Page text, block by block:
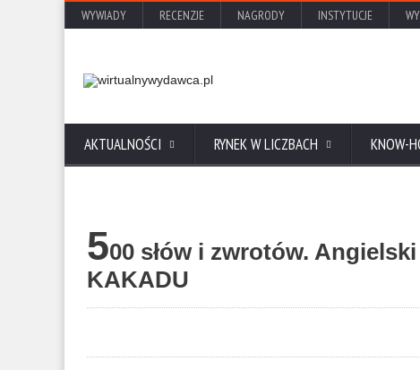
WYWIADY RECENZJE NAGRODY INSTYTUCJE
AKTUALNOŚCI RYNEK W LICZBACH KNOW-
500 słów i zwrotów.
KAKADU